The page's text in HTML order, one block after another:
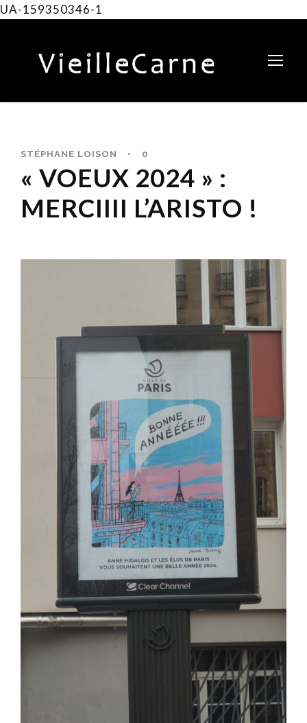
UA-159350346-1
STÉPHANE LOISON • 0
« VOEUX 2024 » :
MERCIIII L’ARISTO !